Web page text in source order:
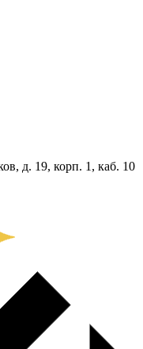
д. 19, корп. 1, каб. 10